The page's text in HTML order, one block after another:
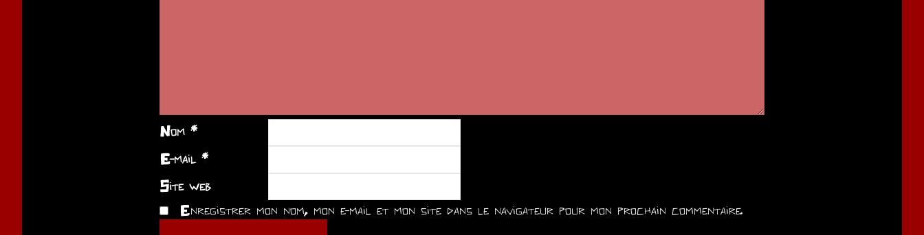
Nom *
E-mail *
Site web
Enregistrer mon nom, mon e-mail et mon site dans le navigateur pour mon prochain commentaire.